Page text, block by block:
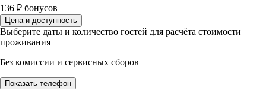
136 ₽ бонусов
Цена и доступность
Выберите даты и количество гостей для расчёта стоимости
проживания
Без комиссии и сервисных сборов
Показать телефон